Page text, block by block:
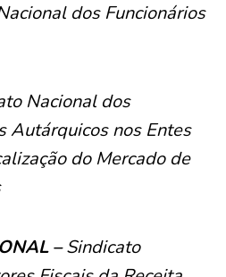
dos Funcionários
Nacional dos
Autárquicos nos Entes
do Mercado de
–Sindicato